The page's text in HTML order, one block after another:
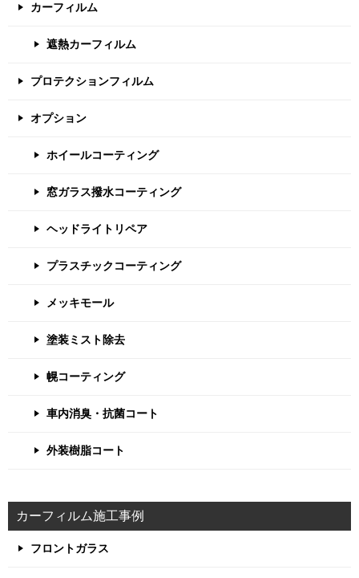
カーフィルム
遮熱カーフィルム
プロテクションフィルム
オプション
ホイールコーティング
窓ガラス撥水コーティング
ヘッドライトリペア
プラスチックコーティング
メッキモール
塗装ミスト除去
幌コーティング
車内消臭・抗菌コート
外装樹脂コート
カーフィルム施工事例
フロントガラス